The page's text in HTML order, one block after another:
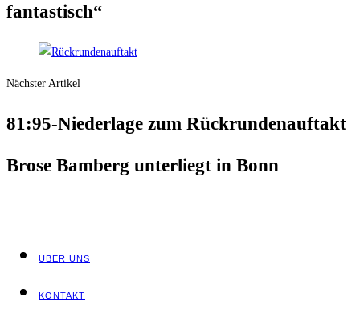
fantastisch“
Nächster Artikel
81:95-Niederlage zum Rückrundenauftakt
Bro­se Bam­berg unter­liegt in Bonn
ÜBER UNS
KON­TAKT